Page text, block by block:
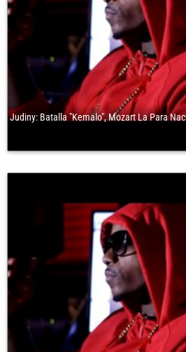
Judiny: Batalla "Kemalo", Mozart La Para